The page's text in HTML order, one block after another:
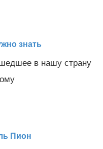
знать
в нашу страну
Пион